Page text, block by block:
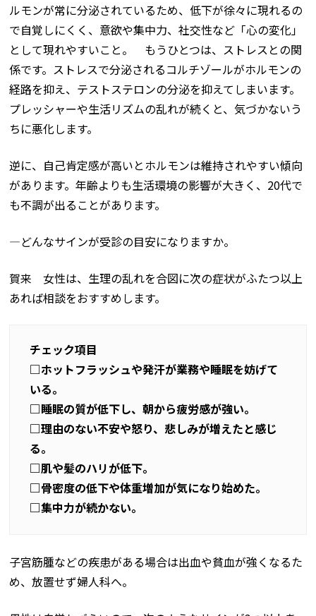
ルモンが常に分泌されているため、低下が徐々に現れるの
で自覚しにくく、意欲や集中力、社交性など「心の変化」
として現れやすいこと。 もうひとつは、ストレスとの関
係です。ストレスで分泌されるコルチゾールがホルモンの
経路を抑え、テストステロンの分泌を抑えてしまいます。
プレッシャーや生活リズムの乱れが続くと、気づかないう
ちに悪化します。
逆に、自己肯定感が高いとホルモンは維持されやすい傾向
があります。年齢よりも生活環境の影響が大きく、20代で
も不調が出ることがあります。
―どんなサインが受診の目安になりますか。
賀来 女性は、生理の乱れを合図に次の症状がふたつ以上
あれば相談をおすすめします。
チェック項目
□ホットフラッシュや発汗が業務や睡眠を妨げて
いる。
□睡眠の質が低下し、朝から疲労感が強い。
□理由のない不安や怒り、悲しみが増えたと感じ
る。
□肌や髪のハリが低下。
□骨密度の低下や体重増加が気になり始めた。
□集中力が続かない。
子宮筋腫などの疾患がある場合は出血や貧血が強くなるた
め、放置せず婦人科へ。